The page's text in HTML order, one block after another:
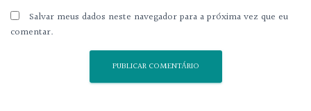
Salvar meus dados neste navegador para a próxima vez que eu
comentar.